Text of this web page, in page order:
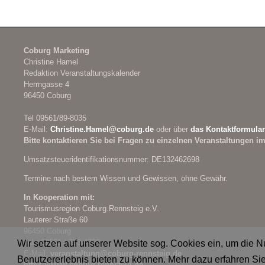
Wir setzen auf unserer Website sog. Cookies ein, um die
Benutzererlebnis bieten zu können. Mehr dazu erfahren
Coburg Marketing
Christine Hamel
Redaktion Veranstaltungskalender
Herrngasse 4
96450 Coburg
Tel 09561/89-8035
E-Mail: Christine.Hamel@coburg.de oder über das Kontaktformular
Bitte kontaktieren Sie bei Fragen zu einzelnen Veranstaltungen
Umsatzsteueridentifikationsnummer: DE132462698
Termine nach bestem Wissen und Gewissen, ohne Gewähr.
In Kooperation mit:
Tourismusregion Coburg.Rennsteig e.V.
Lauterer Straße 60
Tel.: 09561 / 733 4700
veranstaltung@coburg-rennsteig.de